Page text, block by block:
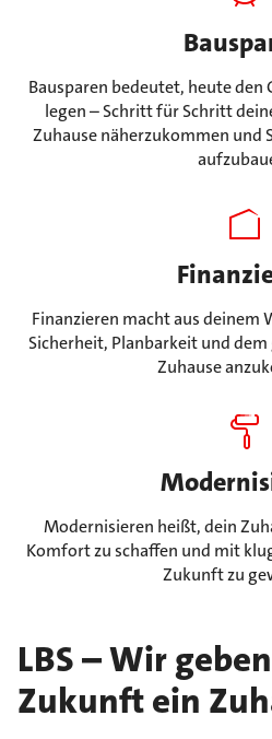
Bausparen bedeutet, heute
legen – Schritt für Schritt
Zuhause näherzukommen und
Finanzieren macht aus deinem
Sicherheit, Planbarkeit und
Zuhause
Modernisieren heißt, dein
Komfort zu schaffen und mit
Zukunft zu
LBS – Wir
Zukunft ein